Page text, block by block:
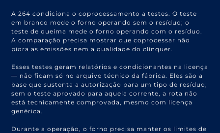
A 264 condiciona o coprocessamento a testes. O teste
em branco mede o forno operando sem o resíduo; o
teste de queima mede o forno operando com o resíduo.
A comparação precisa mostrar que coprocessar não
piora as emissões nem a qualidade do clínquer.
Esses testes geram relatórios e condicionantes na licença
— não ficam só no arquivo técnico da fábrica. Eles são a
base que sustenta a autorização para um tipo de resíduo;
sem o teste aprovado para aquela corrente, a rota não
está tecnicamente comprovada, mesmo com licença
genérica.
Durante a operação, o forno precisa manter os limites de